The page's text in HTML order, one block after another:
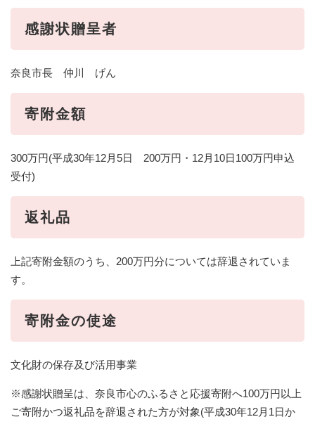
感謝状贈呈者
奈良市長 仲川 げん
寄附金額
300万円(平成30年12月5日 200万円・12月10日100万円申込
受付)
返礼品
上記寄附金額のうち、200万円分については辞退されていま
す。
寄附金の使途
文化財の保存及び活用事業
※感謝状贈呈は、奈良市心のふるさと応援寄附へ100万円以上
ご寄附かつ返礼品を辞退された方が対象(平成30年12月1日か